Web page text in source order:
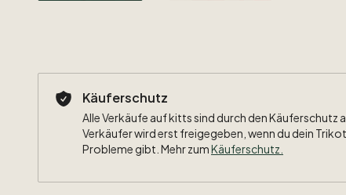
Käuferschutz
Alle Verkäufe auf kitts sind durch den Käuferschutz
Verkäufer wird erst freigegeben, wenn du dein
Probleme gibt. Mehr zumKäuferschutz